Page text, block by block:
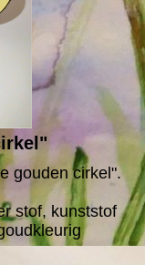
gouden cirkel".
stof, kunststof